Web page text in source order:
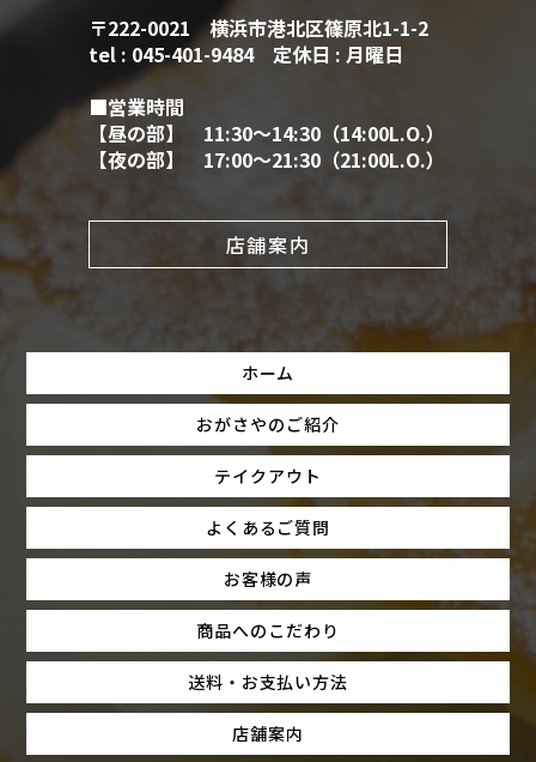
〒222-0021 横浜市港北区篠原北1-1-2
tel : 045-401-9484 定休日 : 月曜日
■営業時間
【昼の部】 11:30～14:30（14:00L.O.）
【夜の部】 17:00～21:30（21:00L.O.）
店舗案内
ホーム
おがさやのご紹介
テイクアウト
よくあるご質問
お客様の声
商品へのこだわり
送料・お支払い方法
店舗案内